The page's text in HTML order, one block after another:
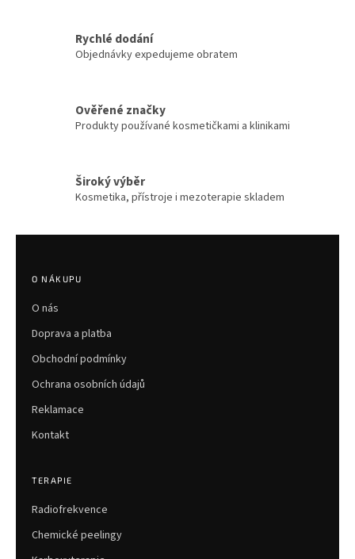
y
i
s
Rychlé dodání
Objednávky expedujeme obratem
Ověřené značky
Produkty používané kosmetičkami a klinikami
Široký výběr
Kosmetika, přístroje i mezoterapie skladem
O NÁKUPU
O nás
Doprava a platba
Obchodní podmínky
Ochrana osobních údajů
Reklamace
Kontakt
TERAPIE
Radiofrekvence
Chemické peelingy